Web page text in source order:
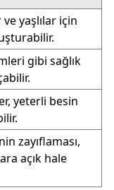
yaşlılar için
gibi sağlık
yeterli besin
zayıflaması,
açık hale